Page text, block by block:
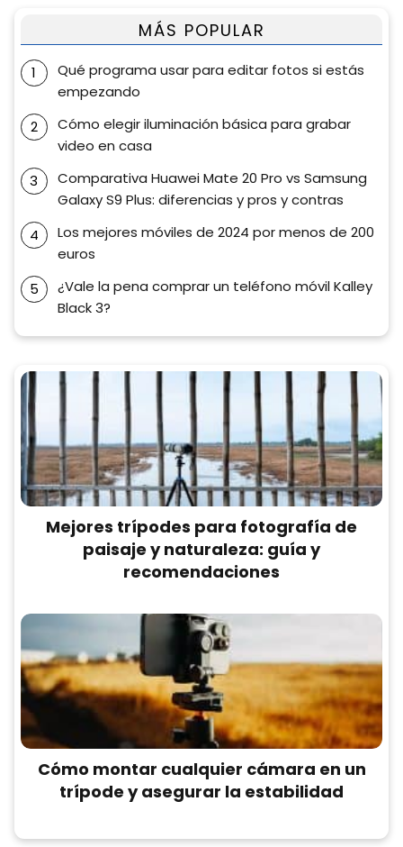
MÁS POPULAR
Qué programa usar para editar fotos si estás
empezando
Cómo elegir iluminación básica para grabar
video en casa
Comparativa Huawei Mate 20 Pro vs Samsung
Galaxy S9 Plus: diferencias y pros y contras
Los mejores móviles de 2024 por menos de 200
euros
¿Vale la pena comprar un teléfono móvil Kalley
Black 3?
Mejores trípodes para fotografía de
paisaje y naturaleza: guía y
recomendaciones
Cómo montar cualquier cámara en un
trípode y asegurar la estabilidad